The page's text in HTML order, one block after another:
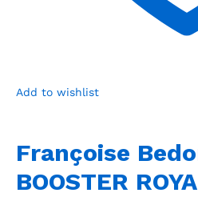
Add to wishlist
Françoise
BOOSTER